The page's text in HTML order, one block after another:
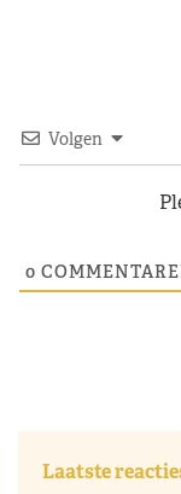
Volgen
0
Laatste